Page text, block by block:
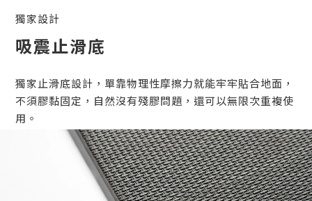
獨家設計
吸震止滑底
獨家止滑底設計，單靠物理性摩擦力就能牢牢貼合地面，
不須膠黏固定，自然沒有殘膠問題，還可以無限次重複使
用。